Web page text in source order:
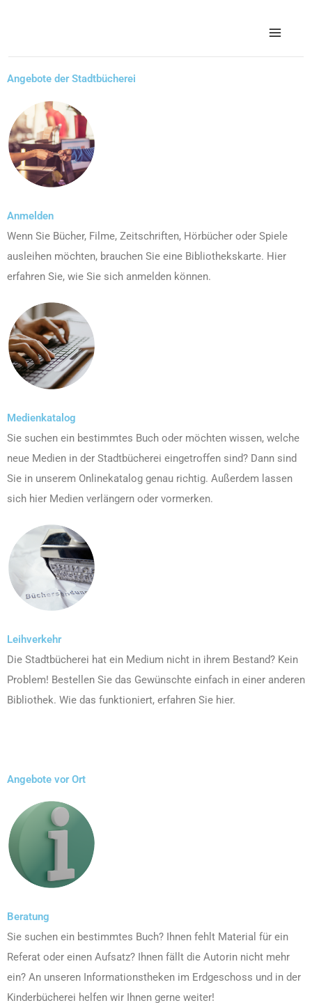
springen
Angebote der Stadtbücherei
Anmelden
Wenn Sie Bücher, Filme, Zeitschriften, Hörbücher oder Spiele
ausleihen möchten, brauchen Sie eine Bibliothekskarte. Hier
erfahren Sie, wie Sie sich anmelden können.
Medienkatalog
Sie suchen ein bestimmtes Buch oder möchten wissen, welche
neue Medien in der Stadtbücherei eingetroffen sind? Dann sind
Sie in unserem Onlinekatalog genau richtig. Außerdem lassen
sich hier Medien verlängern oder vormerken.
Leihverkehr
Die Stadtbücherei hat ein Medium nicht in ihrem Bestand? Kein
Problem! Bestellen Sie das Gewünschte einfach in einer anderen
Bibliothek. Wie das funktioniert, erfahren Sie hier.
Angebote vor Ort
Beratung
Sie suchen ein bestimmtes Buch? Ihnen fehlt Material für ein
Referat oder einen Aufsatz? Ihnen fällt die Autorin nicht mehr
ein? An unseren Informationstheken im Erdgeschoss und in der
Kinderbücherei helfen wir Ihnen gerne weiter!